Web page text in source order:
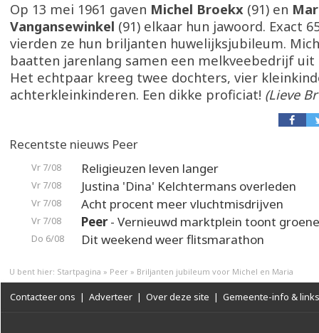
Op 13 mei 1961 gaven Michel Broekx (91) en
Vangansewinkel (91) elkaar hun jawoord. Exact
vierden ze hun briljanten huwelijksjubileum.
baatten jarenlang samen een melkveebedrijf uit
Het echtpaar kreeg twee dochters, vier
achterkleinkinderen. Een dikke proficiat! (Lieve
Recentste nieuws Peer
Vr 7/08 Religieuzen leven langer
Vr 7/08 Justina 'Dina' Kelchtermans overleden
Vr 7/08 Acht procent meer vluchtmisdrijven
Vr 7/08 Peer- Vernieuwd marktplein toont
Do 6/08 Dit weekend weer flitsmarathon
U bent hier: Startpagina » Peer » Briljanten jubileum voor Michel en Maria
Contacteer ons | Adverteer | Over deze site | Gemeente-info & links